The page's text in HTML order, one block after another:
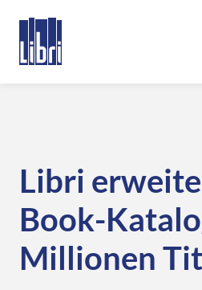
Nachhaltigkeit &
Leseförderung
Karriere
Für den Handel
Leistungsübersicht
Großhandel
Für Verlage
Übersicht
Aktuelles & Events
Libri
Book-
Millionen